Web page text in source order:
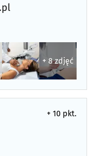
dla dzieci i
(6) + 8 zdjęć
+ 10 pkt.